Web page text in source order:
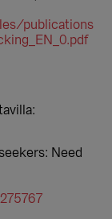
publications
Need